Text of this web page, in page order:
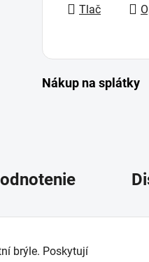
Tlač
Nákup na splátky
brýle. Poskytují